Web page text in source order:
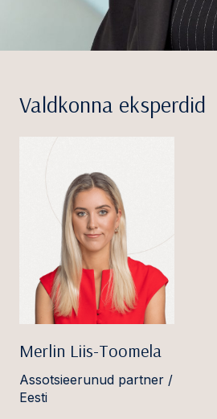
Valdkonna eksperdid
Merlin Liis-Toomela
Assotsieerunud partner /
Eesti